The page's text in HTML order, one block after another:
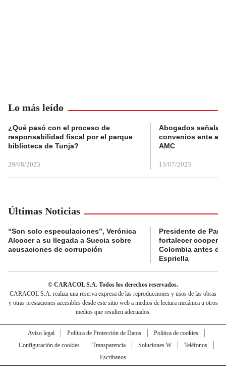
Lo más leído
¿Qué pasó con el proceso de
responsabilidad fiscal por el parque
biblioteca de Tunja?
29/08/2023
Abogados
convenios ente
AMC
13/07/2023
Últimas Noticias
“Son solo especulaciones”, Verónica
Alcocer a su llegada a Suecia sobre
acusaciones de corrupción
Presidente de
fortalecer
Colombia antes de
Espriella
© CARACOL S.A. Todos los derechos reservados.
CARACOL S.A. realiza una reserva expresa de las reproducciones y usos de las obras
y otras prestaciones accesibles desde este sitio web a medios de lectura mecánica u otros
medios que resulten adecuados.
Aviso legal Política de Protección de Datos
Política de cookies
Configuración de cookies
Transparencia Soluciones W
Teléfonos
Escríbanos